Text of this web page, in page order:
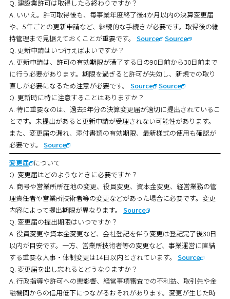
Q. 建設業許可は取得したら終わりですか？
A. いいえ。許可取得後も、毎事業年度終了後4か月以内の決算変更届
や、5年ごとの更新申請など、継続的な手続きが必要です。取得後の維
持管理まで見据えておくことが重要です。 Source Source
Q. 更新申請はいつ行えばよいですか？
A. 更新申請は、許可の有効期限が満了する日の90日前から30日前まで
に行う必要があります。期限を過ぎると許可が失効し、新規での取り
直しが必要になるため注意が必要です。 Source Source
Q. 更新時に特に注意することはありますか？
A. 特に重要なのは、過去5年分の決算変更届が適切に提出されているこ
とです。未提出があると更新申請が受理されない可能性があります。
また、変更届の漏れ、添付書類の有効期限、最新様式の使用も確認が
必要です。 Source
変更届 について
Q. 変更届はどのようなときに必要ですか？
A. 商号や営業所所在地の変更、役員変更、資本金変更、経営業務の管
理責任者や営業所技術者等の変更などがあった場合に必要です。変更
内容によって提出期限が異なります。 Source
Q. 変更届の提出期限はいつですか？
A. 役員変更や資本金変更など、会社登記を伴う変更は登記完了後30日
以内が目安です。一方、営業所技術者等の変更など、事業運営に直結
する重要な人事・体制変更は14日以内とされています。 Source
Q. 変更届を出し忘れるとどうなりますか？
A. 行政指導や許可への悪影響、経営事項審査での不利益、取引先や金
融機関からの信用低下につながるおそれがあります。変更が生じた時